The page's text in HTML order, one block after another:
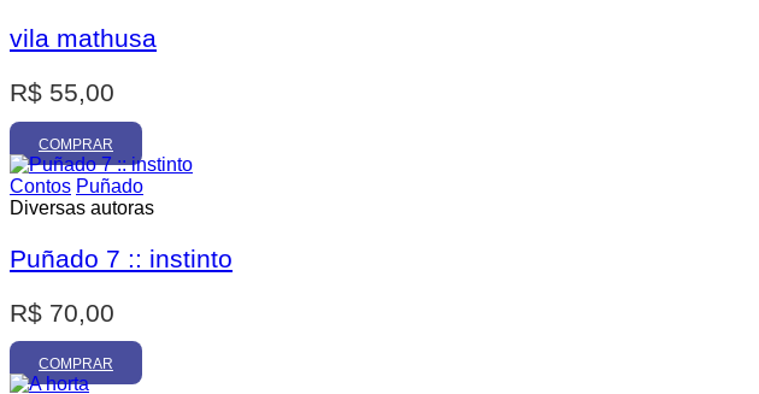
vila mathusa
R$ 55,00
COMPRAR
Contos Puñado
Diversas autoras
Puñado 7 :: instinto
R$ 70,00
COMPRAR